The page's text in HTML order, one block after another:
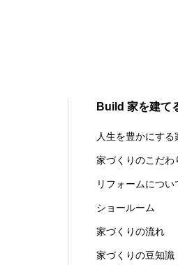
Build 家を建て
人生を豊かにする
家づくりのこだわ
リフォームについ
ショールーム
家づくりの流れ
家づくりの豆知識